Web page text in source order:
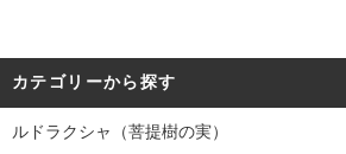
カテゴリーから探す
ルドラクシャ（菩提樹の実）